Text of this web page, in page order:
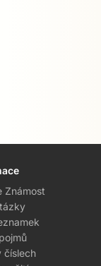
Známost
číslech